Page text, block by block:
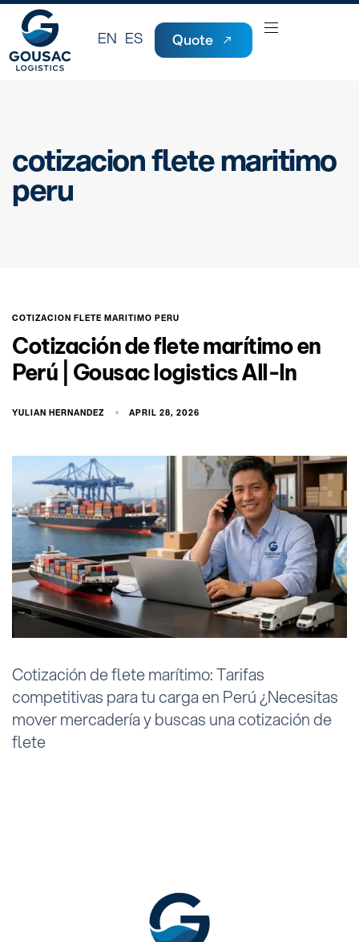
EN ES Quote
cotizacion flete maritimo
peru
COTIZACION FLETE MARITIMO PERU
Cotización de flete marítimo en
Perú | Gousac logistics All-In
YULIAN HERNANDEZ APRIL 28, 2026
Cotización de flete marítimo: Tarifas
competitivas para tu carga en Perú ¿Necesitas
mover mercadería y buscas una cotización de
flete